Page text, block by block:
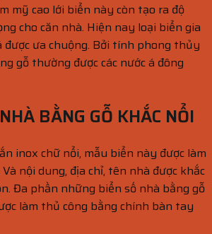
mỹ cao lới biển này còn tạo ra độ
cho căn nhà. Hiện nay loại biển gia
ưa chuộng. Bởi tính phong thủy
gỗ thường được các nước á đông
BẰNG GỖ KHẮC NỔI
inox chữ nổi, mẫu biển này được làm
nội dung, địa chỉ, tên nhà được khắc
Đa phần những biển số nhà bằng gỗ
làm thủ công bằng chính bàn tay